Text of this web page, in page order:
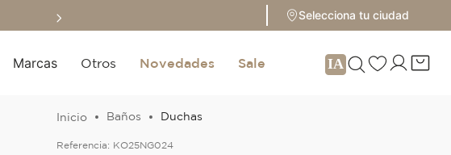
Selecciona tu ciudad
Marcas Otros Novedades Sale
Baños Duchas
Referencia: KO25NG024